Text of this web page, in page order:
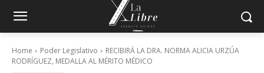
Home Poder Legislativo
RECIBIRÁ LA DRA. NORMA ALICIA URZÚA
RODRÍGUEZ, MEDALLA AL MÉRITO MÉDICO